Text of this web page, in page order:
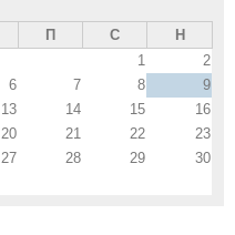
П С
Н
1
2
6 7 8
9
13 14 15
16
20 21 22
23
27 28 29
30